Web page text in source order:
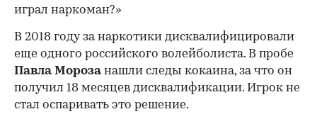
играл наркоман?»
В 2018 году за наркотики дисквалифицировали
еще одного российского волейболиста. В пробе
Павла Морозанашли следы кокаина, за что он
получил 18 месяцев дисквалификации. Игрок не
стал оспаривать это решение.